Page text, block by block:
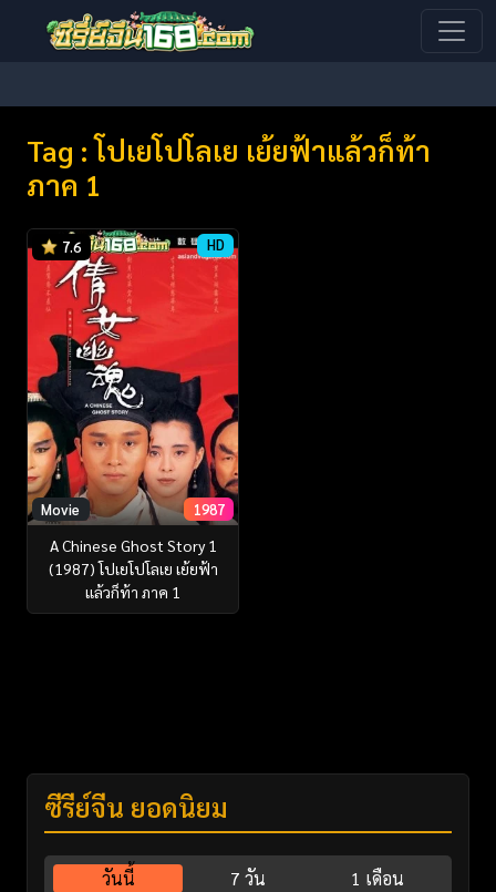
Tag : โปเยโปโลเย เย้ยฟ้าแล้วก็ท้า
ภาค 1
7.6 HD
Movie 1987
A Chinese Ghost Story 1
(1987) โปเยโปโลเย เย้ยฟ้า
แล้วก็ท้า ภาค 1
ซีรี่ย์จีน ยอดนิยม
วันนี้ 7 วัน 1 เดือน